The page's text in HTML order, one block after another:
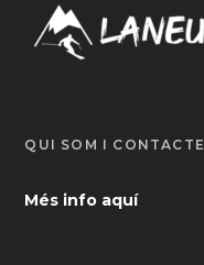
QUI SOM I CONTACTE
Més info aquí